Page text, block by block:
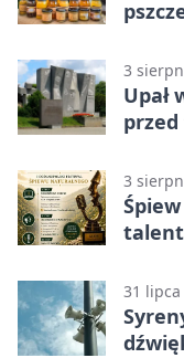
3
Upał
3
31 lipca